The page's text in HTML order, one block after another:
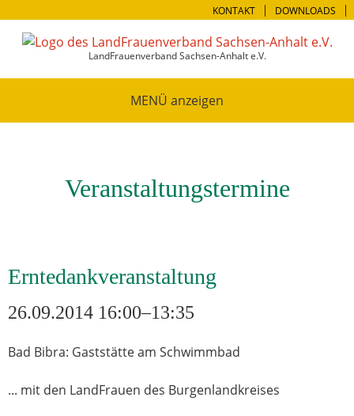
KONTAKT DOWNLOADS
LandFrauenverband Sachsen-Anhalt e.V.
MENÜ
Veranstaltungstermine
Erntedankveranstaltung
26.09.2014 16:00–13:35
Bad Bibra: Gaststätte am Schwimmbad
... mit den LandFrauen des Burgenlandkreises